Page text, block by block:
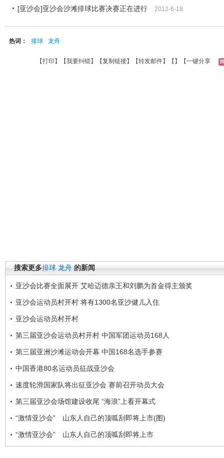
[亚沙会]亚沙会沙滩排球比赛决赛正在进行 2012-6-18
热词： 排球 龙舟
【打印 】【我要纠错】【复制链接】【转发邮件】【 】 【一键分享
搜索更多排球 龙舟 的新闻
亚沙会比赛全面展开 艾哈迈德亲王和刘鹏为首金得主颁奖
亚沙会运动员村开村 将有1300名亚沙健儿入住
亚沙会运动员村开村
第三届亚沙会运动员村开村 中国军团运动员168人
第三届亚洲沙滩运动会开幕 中国168名选手参赛
中国香港80名运动员征战亚沙会
速度轮滑国家队将出征亚沙会 赛前召开动员大会
第三届亚沙会场馆建设收尾 “海浪”上看开幕式
“激情亚沙会” 山东人自己的顶呱刮即将上市(图)
“激情亚沙会” 山东人自己的顶呱刮即将上市